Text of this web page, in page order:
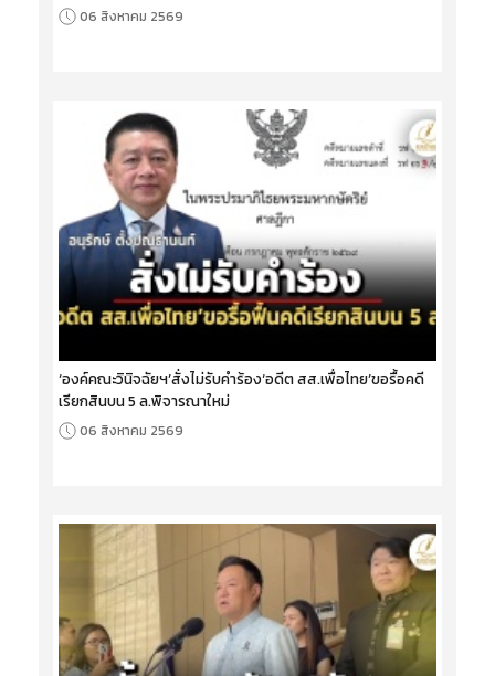
06 สิงหาคม 2569
‘องค์คณะวินิจฉัยฯ’สั่งไม่รับคำร้อง‘อดีต สส.เพื่อไทย’ขอรื้อคดี
เรียกสินบน 5 ล.พิจารณาใหม่
06 สิงหาคม 2569